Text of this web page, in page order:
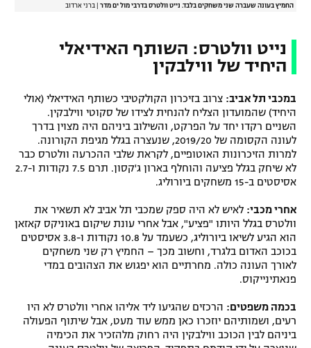
החמיץ בעונה שעברה שני משחקים בלבד. נייט וולטרס בדרבי מול ים מדר ברני ארדוב
נייט וולטרס: השותף האידיאלי
היחיד של ווילבקין
במכבי תל אביב: צרוב בזיכרון הקולקטיבי כשותף האידיאלי (אולי
היחיד) שהמועדון הצליח להנחית לצידו של סקוטי ווילבקין.
השניים רקדו יחד על הפרקט, והשילוב ביניהם היה מצוין בדרך
לעונה הקסומה של 2019/20, שנעצרה בגלל מגיפת הקורונה.
למרות הזיכרונות האוטופיים, לקראת שלבי ההכרעה וולטרס כבר
לא שיחק בגלל פציעה והוחלף בארון ג'קסון. תרם 7.5 נקודות ו-2.7
אסיסטים ב-15 משחקים ביורוליג.
אחרי מכבי: לאיש לא היה ספק שמכבי תל אביב לא תשאיר את
וולטרס בגלל היותו "פציע", אבל אחרי עונת שיקום באוניקס קאזאן
הוא הגיע לשיאו ביורוליג, כשעמד על 10.8 נקודות ו-3.8 אסיסטים
בכוכב האדום בלגרד, וחשוב מכך – החמיץ רק שני משחקים
לאורך העונה כולה. מחרתיים הוא יפגוש את הצהובים במדי
פנאתינייקוס.
בכמה משפטים: הרכזים שהגיעו ליד אליהו אחרי וולטרס לא היו
רעים, ושמותיהם יוזכרו כאן ממש עוד מעט, אבל שיתוף הפעולה
ביניהם לבין הכוכב ווילבקין היה רחוק מלהזכיר את הכימיה